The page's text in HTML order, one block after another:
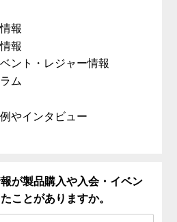
報
報
ント・レジャー情報
ム
やインタビュー
が製品購入や入会・イベン
ことがありますか。